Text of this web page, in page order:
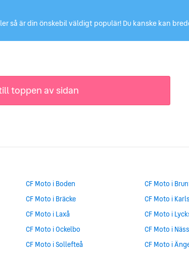
så är din önskebil väldigt populär! Du kanske kan
toppen av sidan
CF Moto i Boden
CF Moto i Bräcke
CF Moto i Laxå
CF Moto i Ockelbo
CF Moto i Sollefteå
CF Moto i
CF Moto i
CF Moto i
CF Moto i
CF Moto i